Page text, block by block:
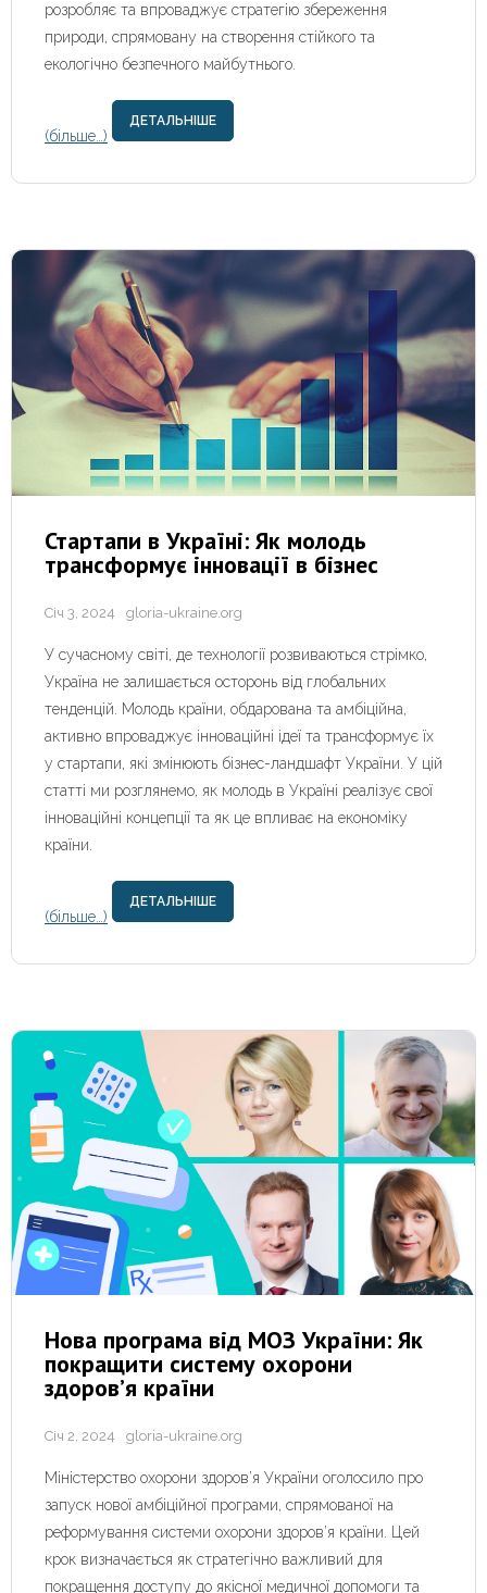
розробляє та впроваджує стратегію збереження
природи, спрямовану на створення стійкого та
екологічно безпечного майбутнього.
(більше…)
ДЕТАЛЬНІШЕ
Стартапи в Україні: Як молодь
трансформує інновації в бізнес
Січ 3, 2024 gloria-ukraine.org
У сучасному світі, де технології розвиваються стрімко,
Україна не залишається осторонь від глобальних
тенденцій. Молодь країни, обдарована та амбіційна,
активно впроваджує інноваційні ідеї та трансформує їх
у стартапи, які змінюють бізнес-ландшафт України. У цій
статті ми розглянемо, як молодь в Україні реалізує свої
інноваційні концепції та як це впливає на економіку
країни.
(більше…)
ДЕТАЛЬНІШЕ
Нова програма від МОЗ України: Як
покращити систему охорони
здоров’я країни
Січ 2, 2024 gloria-ukraine.org
Міністерство охорони здоров’я України оголосило про
запуск нової амбіційної програми, спрямованої на
реформування системи охорони здоров’я країни. Цей
крок визначається як стратегічно важливий для
покращення доступу до якісної медичної допомоги та